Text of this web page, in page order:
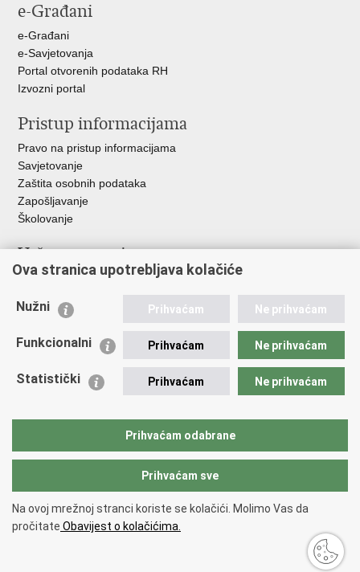
e-Građani
e-Građani
e-Savjetovanja
Portal otvorenih podataka RH
Izvozni portal
Pristup informacijama
Pravo na pristup informacijama
Savjetovanje
Zaštita osobnih podataka
Zapošljavanje
Školovanje
Važne poveznice
Ministarstvo unutarnjih poslova
Udruge
Policijska akademija
Zaklada policijske solidarnosti
Vučetić"
Copyright © 2026 Policijska uprava karlovačka.
pristupačnosti.
Ova stranica upotrebljava kolačiće
Nužni Prihvaćam Ne prihvaćam
Funkcionalni Prihvaćam Ne prihvaćam
Statistički Prihvaćam Ne prihvaćam
Prihvaćam odabrane
Prihvaćam sve
Na ovoj mrežnoj stranci koriste se kolačići. Molimo Vas da
pročitate Obavijest o kolačićima.